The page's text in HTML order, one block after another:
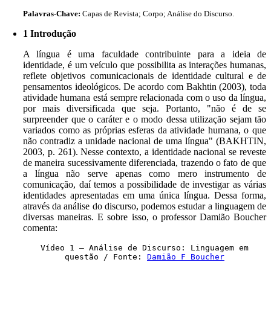
Palavras-Chave: Capas de Revista; Corpo; Análise do Discurso.
1 Introdução
A língua é uma faculdade contribuinte para a ideia de
identidade, é um veículo que possibilita as interações humanas,
reflete objetivos comunicacionais de identidade cultural e de
pensamentos ideológicos. De acordo com Bakhtin (2003), toda
atividade humana está sempre relacionada com o uso da língua,
por mais diversificada que seja. Portanto, "não é de se
surpreender que o caráter e o modo dessa utilização sejam tão
variados como as próprias esferas da atividade humana, o que
não contradiz a unidade nacional de uma língua" (BAKHTIN,
2003, p. 261). Nesse contexto, a identidade nacional se reveste
de maneira sucessivamente diferenciada, trazendo o fato de que
a língua não serve apenas como mero instrumento de
comunicação, daí temos a possibilidade de investigar as várias
identidades apresentadas em uma única língua. Dessa forma,
através da análise do discurso, podemos estudar a linguagem de
diversas maneiras. E sobre isso, o professor Damião Boucher
comenta:
Vídeo 1 – Análise de Discurso: Linguagem em
questão / Fonte: Damião F Boucher